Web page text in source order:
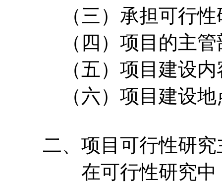
（三）承担可行性研
（四）项目的主管
（五）项目建设内
（六）项目建设地
二、项目可行性研究
在可行性研究中，